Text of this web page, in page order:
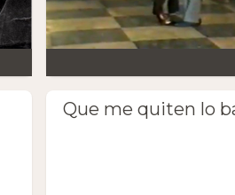
Que me quiten lo